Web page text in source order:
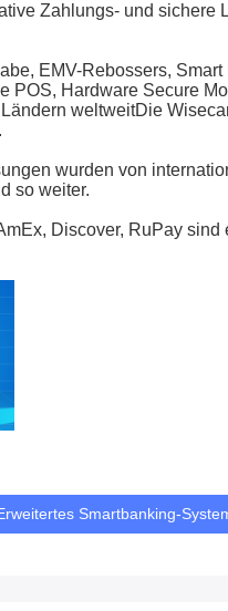
Zahlungs- und sichere
EMV-Rebossers,
POS, Hardware Secure
weltweitDie
wurden von
so weiter.
Discover, RuPay
Smartbanking-